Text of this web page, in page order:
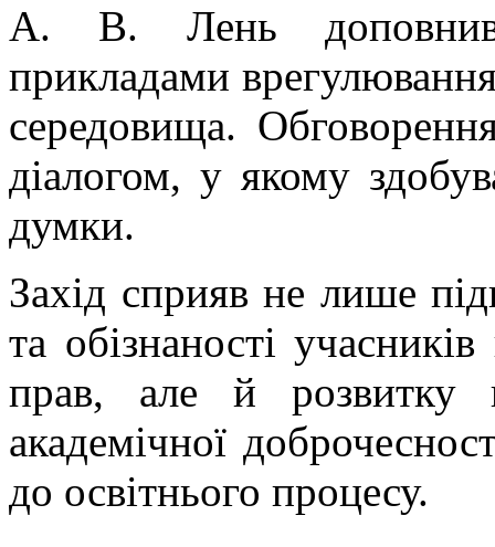
А. В. Лень доповнив
прикладами
середовища.
діалогом, у якому
думки.
Захід сприяв не лише
та обізнаності
прав, але й розвитку
академічної
до освітнього процесу.